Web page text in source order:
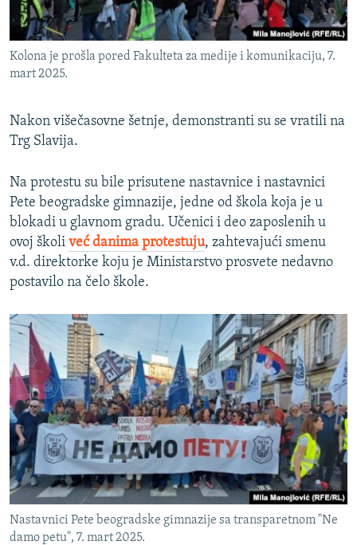
Kolona je prošla pored Fakulteta za medije i komunikaciju, 7.
mart 2025.
Nakon višečasovne šetnje, demonstranti su se vratili na
Trg Slavija.
Na protestu su bile prisutene nastavnice i nastavnici
Pete beogradske gimnazije, jedne od škola koja je u
blokadi u glavnom gradu. Učenici i deo zaposlenih u
ovoj školi već danima protestuju, zahtevajući smenu
v.d. direktorke koju je Ministarstvo prosvete nedavno
postavilo na čelo škole.
Nastavnici Pete beogradske gimnazije sa transparetnom "Ne
damo petu", 7. mart 2025.